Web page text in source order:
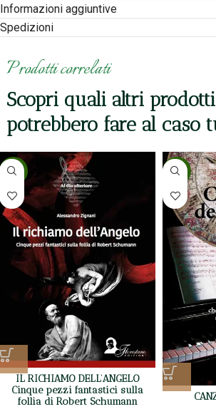
Informazioni aggiuntive
Spedizioni
Prodotti correlati
Scopri quali altri prodotti
potrebbero fare al caso
-5%
IL RICHIAMO DELL’ANGELO
Cinque pezzi fantastici sulla
follia di Robert Schumann
-5%